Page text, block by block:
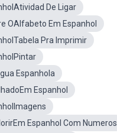
De Ligar
OAlfabeto Em Espanhol
Pra Imprimir
Espanhola
Espanhol
Espanhol Com Numeros